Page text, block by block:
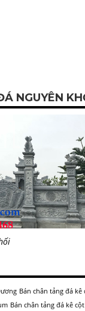
NGUYÊN
Bán chân tảng đá kê
Bán chân tảng đá kê